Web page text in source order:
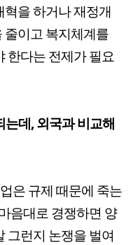
을 하거나 재정개
줄이고 복지체계를
한다는 전제가 필요
데, 외국과 비교해
은 규제 때문에 죽는
음대로 경쟁하면 양
그런지 논쟁을 벌여